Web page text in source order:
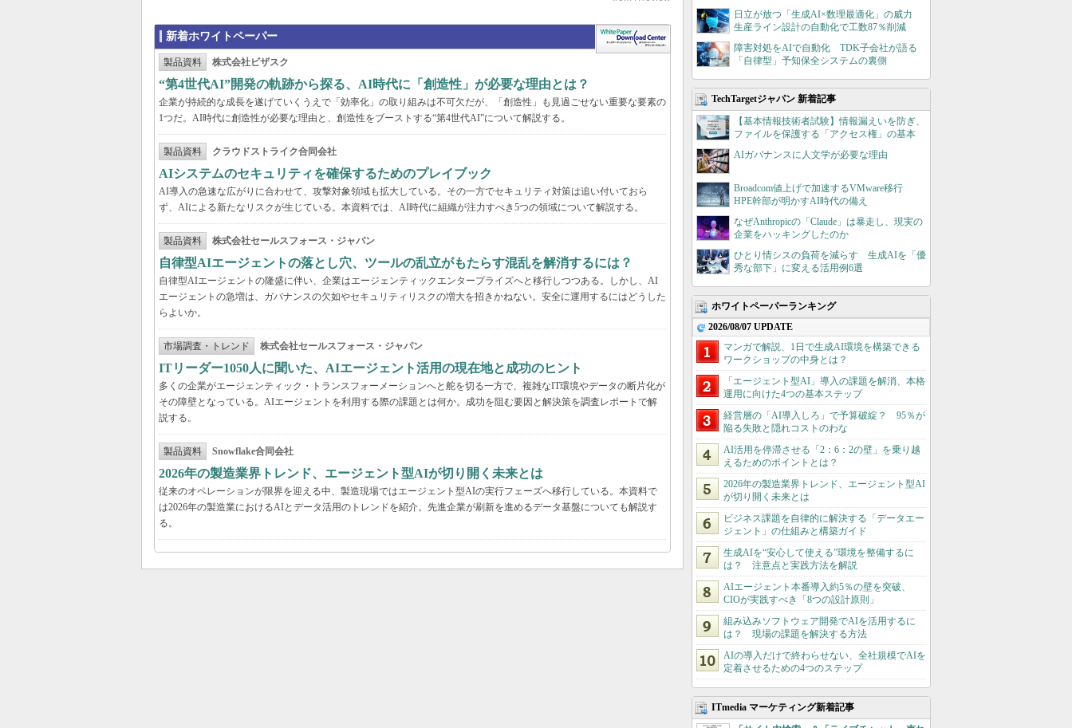
新着ホワイトペーパー
製品資料 株式会社ビザスク
“第4世代AI”開発の軌跡から探る、AI時代に「創造性」が必要な理由とは？
企業が持続的な成長を遂げていくうえで「効率化」の取り組みは不可欠だが、「創造性」も見過ごせない重要な要素の
1つだ。AI時代に創造性が必要な理由と、創造性をブーストする“第4世代AI”について解説する。
製品資料 クラウドストライク合同会社
AIシステムのセキュリティを確保するためのプレイブック
AI導入の急速な広がりに合わせて、攻撃対象領域も拡大している。その一方でセキュリティ対策は追い付いておら
ず、AIによる新たなリスクが生じている。本資料では、AI時代に組織が注力すべき5つの領域について解説する。
製品資料 株式会社セールスフォース・ジャパン
自律型AIエージェントの落とし穴、ツールの乱立がもたらす混乱を解消するには？
自律型AIエージェントの隆盛に伴い、企業はエージェンティックエンタープライズへと移行しつつある。しかし、AI
エージェントの急増は、ガバナンスの欠如やセキュリティリスクの増大を招きかねない。安全に運用するにはどうした
らよいか。
市場調査・トレンド 株式会社セールスフォース・ジャパン
ITリーダー1050人に聞いた、AIエージェント活用の現在地と成功のヒント
多くの企業がエージェンティック・トランスフォーメーションへと舵を切る一方で、複雑なIT環境やデータの断片化が
その障壁となっている。AIエージェントを利用する際の課題とは何か。成功を阻む要因と解決策を調査レポートで解
説する。
製品資料 Snowflake合同会社
2026年の製造業界トレンド、エージェント型AIが切り開く未来とは
従来のオペレーションが限界を迎える中、製造現場ではエージェント型AIの実行フェーズへ移行している。本資料で
は2026年の製造業におけるAIとデータ活用のトレンドを紹介。先進企業が刷新を進めるデータ基盤についても解説す
る。
日立が放つ「生成AI×数理最適化」の威力
生産ライン設計の自動化で工数87％削減
障害対処をAIで自動化 TDK子会社が語る
「自律型」予知保全システムの裏側
TechTargetジャパン 新着記事
【基本情報技術者試験】情報漏えいを防ぎ、
ファイルを保護する「アクセス権」の基本
AIガバナンスに人文学が必要な理由
Broadcom値上げで加速するVMware移行
HPE幹部が明かすAI時代の備え
なぜAnthropicの「Claude」は暴走し、現実の
企業をハッキングしたのか
ひとり情シスの負荷を減らす 生成AIを「優
秀な部下」に変える活用例6選
ホワイトペーパーランキング
2026/08/07 UPDATE
マンガで解説、1日で生成AI環境を構築できる
ワークショップの中身とは？
「エージェント型AI」導入の課題を解消、本格
運用に向けた4つの基本ステップ
経営層の「AI導入しろ」で予算破綻？ 95％が
陥る失敗と隠れコストのわな
AI活用を停滞させる「2：6：2の壁」を乗り越
えるためのポイントとは？
2026年の製造業界トレンド、エージェント型AI
が切り開く未来とは
ビジネス課題を自律的に解決する「データエー
ジェント」の仕組みと構築ガイド
生成AIを“安心して使える”環境を整備するに
は？ 注意点と実践方法を解説
AIエージェント本番導入約5％の壁を突破、
CIOが実践すべき「8つの設計原則」
組み込みソフトウェア開発でAIを活用するに
は？ 現場の課題を解決する方法
AIの導入だけで終わらせない、全社規模でAIを
定着させるための4つのステップ
ITmedia マーケティング新着記事